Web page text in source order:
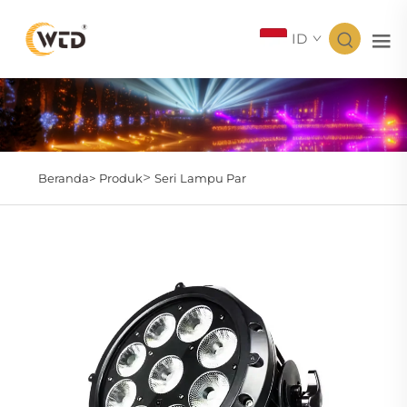
ID
Beranda> Produk> Seri Lampu Par